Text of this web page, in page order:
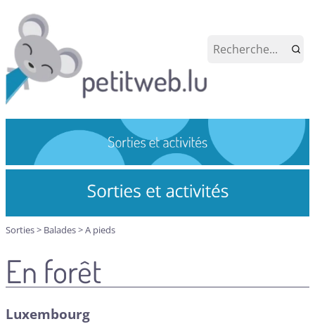
Sorties> Balades>A pieds
En forêt
Luxembourg